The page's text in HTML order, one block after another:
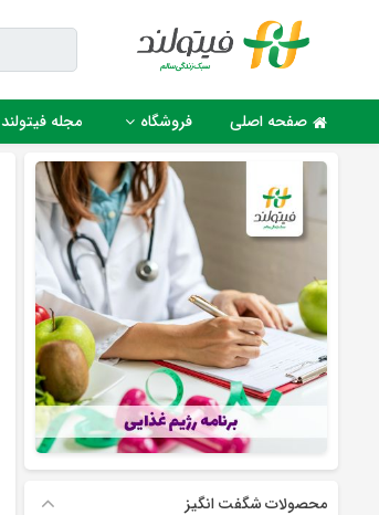
صفحه اصلی فروشگاه مجله فیتولند
محصولات شگفت انگیز